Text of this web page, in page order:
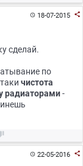
18-07-2015 
сделай.
по
чистота
радиаторами-
22-05-2016 